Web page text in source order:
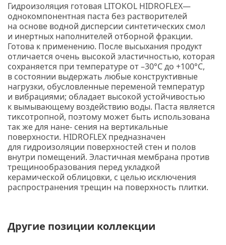
Гидроизоляция готовая LITOKOL HIDROFLEX—
однокомпонентная паста без растворителей
на основе водной дисперсии синтетических смол
и инертных наполнителей отборной фракции.
Готова к применению. После высыхания продукт
отличается очень высокой эластичностью, которая
сохраняется при температуре от –30°С до +100°С,
в состоянии выдержать любые конструктивные
нагрузки, обусловленные переменой температур
и вибрациями; обладает высокой устойчивостью
к вымывающему воздействию воды. Паста является
тиксотропной, поэтому может быть использована
так же для нане- сения на вертикальные
поверхности. HIDROFLEX предназначен
для гидроизоляции поверхностей стен и полов
внутри помещений. Эластичная мембрана против
трещинообразования перед укладкой
керамической облицовки, с целью исключения
распространения трещин на поверхность плитки.
Другие позиции коллекции